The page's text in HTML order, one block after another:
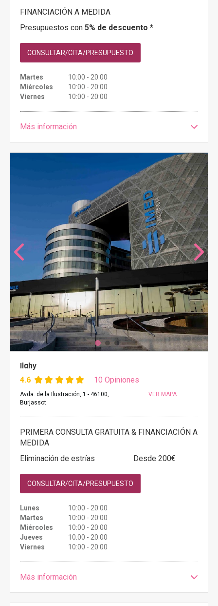
FINANCIACIÓN A MEDIDA
Presupuestos con 5% de descuento *
CONSULTAR/CITA/PRESUPUESTO
Martes
10:00 - 20:00
Miércoles
10:00 - 20:00
Viernes
10:00 - 20:00
Más información
Ilahy
4.6 10 Opiniones
Avda. de la Ilustración, 1 - 46100,
Burjassot
VER MAPA
PRIMERA CONSULTA GRATUITA & FINANCIACIÓN A
MEDIDA
Eliminación de estrías
Desde 200€
CONSULTAR/CITA/PRESUPUESTO
Lunes
10:00 - 20:00
Martes
10:00 - 20:00
Miércoles
10:00 - 20:00
Jueves
10:00 - 20:00
Viernes
10:00 - 20:00
Más información